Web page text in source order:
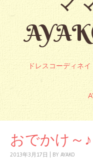
ドレスコーディネ
おでかけ～♪
2013年3月17日 BY AYAKO